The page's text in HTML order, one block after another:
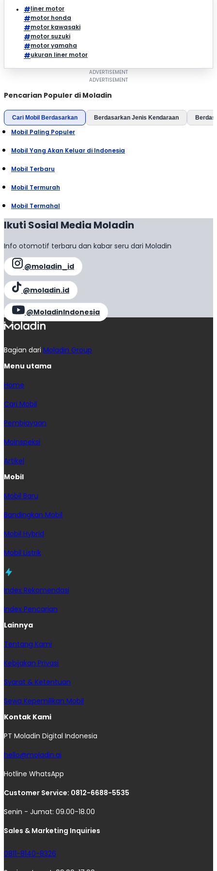
liner motor
motor honda
motor kawasaki
motor suzuki
motor yamaha
ukuran liner motor
Pencarian Populer di Moladin
Cari Mobil Berdasarkan Berdasarkan Jenis Kendaraan
Mobil Paling Populer
Mobil Yang Akan Keluar di Indonesia
Mobil Terbaru
Mobil Termurah
Mobil Termahal
Ikuti Sosial Media Moladin
Info otomotif terbaru dan kabar seru dari Moladin
@moladin_id
@moladin.id
@MoladinIndonesia
Bagian dari Moladin Group
Menu utama
Home
Cari Mobil
Pembiayaan
MoInspeksi
Artikel
Mobil
Mobil Baru
Bandingkan Mobil
Mobil Hybrid
Mobil Listrik
Index Rekomendasi
Index Pencarian
Lainnya
Tentang Kami
Kebijakan Privasi
Syarat & Ketentuan
Sewa Kepemilikan Mobil
Kontak Kami
PT Moladin Digital Indonesia
hello@moladin.ai
Hotline WhatsApp
Customer Service: 0812-6688-5535
Senin - Jumat: 09.00-18.00
Sales & Marketing Inquiries
0811-8140-8326